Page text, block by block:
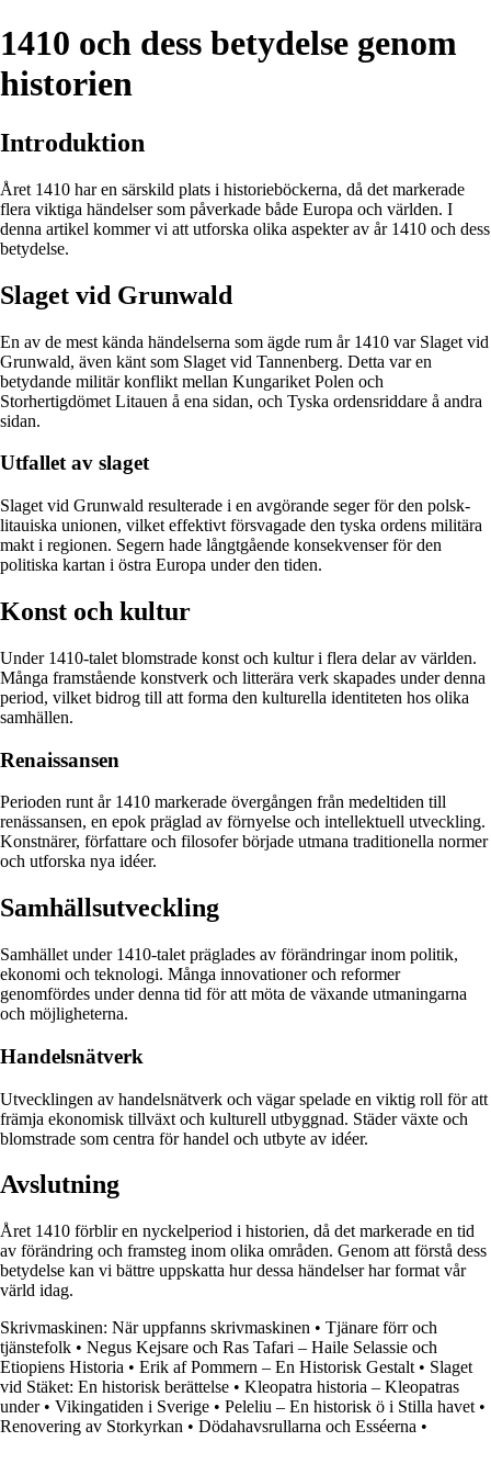
1410 och dess betydelse genom
historien
Introduktion
Året 1410 har en särskild plats i historieböckerna, då det markerade
flera viktiga händelser som påverkade både Europa och världen. I
denna artikel kommer vi att utforska olika aspekter av år 1410 och dess
betydelse.
Slaget vid Grunwald
En av de mest kända händelserna som ägde rum år 1410 var Slaget vid
Grunwald, även känt som Slaget vid Tannenberg. Detta var en
betydande militär konflikt mellan Kungariket Polen och
Storhertigdömet Litauen å ena sidan, och Tyska ordensriddare å andra
sidan.
Utfallet av slaget
Slaget vid Grunwald resulterade i en avgörande seger för den polsk-
litauiska unionen, vilket effektivt försvagade den tyska ordens militära
makt i regionen. Segern hade långtgående konsekvenser för den
politiska kartan i östra Europa under den tiden.
Konst och kultur
Under 1410-talet blomstrade konst och kultur i flera delar av världen.
Många framstående konstverk och litterära verk skapades under denna
period, vilket bidrog till att forma den kulturella identiteten hos olika
samhällen.
Renaissansen
Perioden runt år 1410 markerade övergången från medeltiden till
renässansen, en epok präglad av förnyelse och intellektuell utveckling.
Konstnärer, författare och filosofer började utmana traditionella normer
och utforska nya idéer.
Samhällsutveckling
Samhället under 1410-talet präglades av förändringar inom politik,
ekonomi och teknologi. Många innovationer och reformer
genomfördes under denna tid för att möta de växande utmaningarna
och möjligheterna.
Handelsnätverk
Utvecklingen av handelsnätverk och vägar spelade en viktig roll för att
främja ekonomisk tillväxt och kulturell utbyggnad. Städer växte och
blomstrade som centra för handel och utbyte av idéer.
Avslutning
Året 1410 förblir en nyckelperiod i historien, då det markerade en tid
av förändring och framsteg inom olika områden. Genom att förstå dess
betydelse kan vi bättre uppskatta hur dessa händelser har format vår
värld idag.
Skrivmaskinen: När uppfanns skrivmaskinen • Tjänare förr och
tjänstefolk • Negus Kejsare och Ras Tafari – Haile Selassie och
Etiopiens Historia • Erik af Pommern – En Historisk Gestalt • Slaget
vid Stäket: En historisk berättelse • Kleopatra historia – Kleopatras
under• Vikingatiden i Sverige • Peleliu – En historisk ö i Stilla havet •
Renovering av Storkyrkan • Dödahavsrullarna och Esséerna •